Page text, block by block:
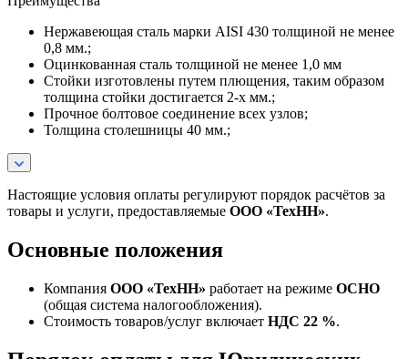
Нержавеющая сталь марки AISI 430 толщиной не менее
0,8 мм.;
Оцинкованная сталь толщиной не менее 1,0 мм
Стойки изготовлены путем плющения, таким образом
толщина стойки достигается 2-х мм.;
Прочное болтовое соединение всех узлов;
Толщина столешницы 40 мм.;
Настоящие условия оплаты регулируют порядок расчётов за
товары и услуги, предоставляемые ООО «ТехНН».
Основные положения
Компания ООО «ТехНН» работает на режиме ОСНО
(общая система налогообложения).
Стоимость товаров/услуг включает НДС 22 %.